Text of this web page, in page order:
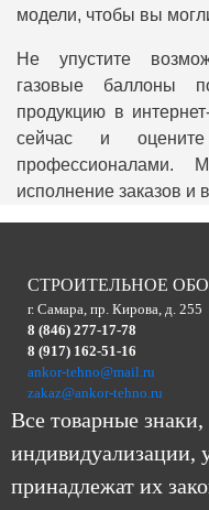
модели, чтобы вы
Не упустите
газовые баллоны
продукцию в
сейчас и
профессионалами.
исполнение заказов и
СТРОИТЕЛЬНОЕ
г. Самара, пр. Кирова, д. 255
8 (846) 277-17-78
8 (917) 162-51-16
ankor-tehno@mail.ru
zakaz@ankor-tehno.ru
Все товарные
индивидуализации,
принадлежат их